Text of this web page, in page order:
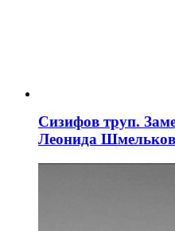
Сизифов труп.
Леонида